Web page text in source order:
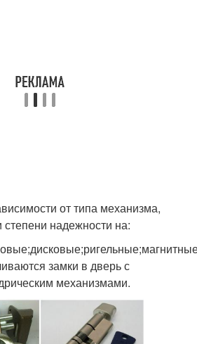
от типа механизма,
степени надежности на:
замки в дверь с
механизмами.